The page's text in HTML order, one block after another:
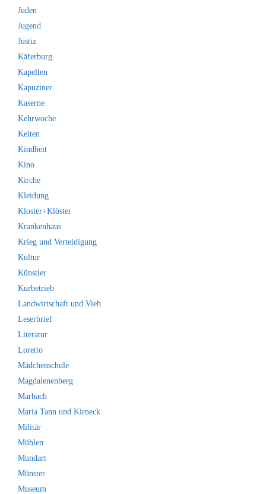
Juden
Jugend
Justiz
Käferburg
Kapellen
Kapuziner
Kaserne
Kehrwoche
Kelten
Kindheit
Kino
Kirche
Kleidung
Kloster+Klöster
Krankenhaus
Krieg und Verteidigung
Kultur
Künstler
Kurbetrieb
Landwirtschaft und Vieh
Leserbrief
Literatur
Loretto
Mädchenschule
Magdalenenberg
Marbach
Maria Tann und Kirneck
Militär
Mühlen
Mundart
Münster
Museum